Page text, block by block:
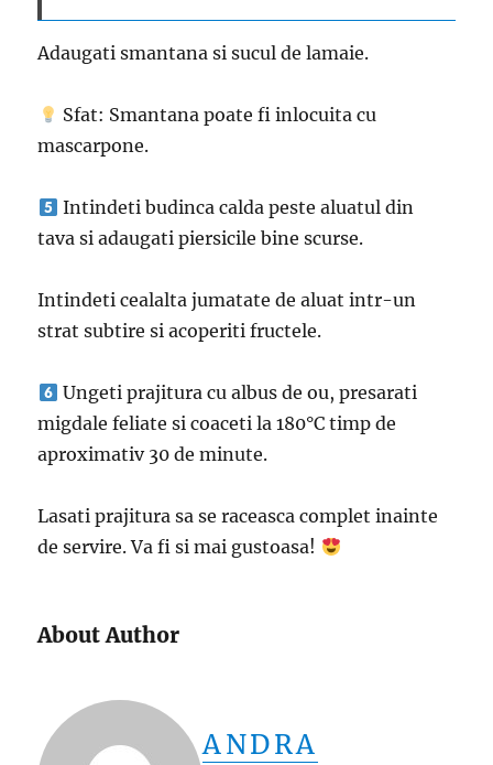
Adaugati smantana si sucul de lamaie.
Sfat: Smantana poate fi inlocuita cu
mascarpone.
Intindeti budinca calda peste aluatul din
tava si adaugati piersicile bine scurse.
Intindeti cealalta jumatate de aluat intr-un
strat subtire si acoperiti fructele.
Ungeti prajitura cu albus de ou, presarati
migdale feliate si coaceti la 180°C timp de
aproximativ 30 de minute.
Lasati prajitura sa se raceasca complet inainte
de servire. Va fi si mai gustoasa!
About Author
ANDRA